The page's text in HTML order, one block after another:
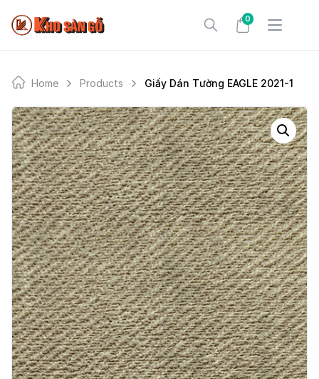
0
Home Products Giấy Dán Tường EAGLE 2021-1